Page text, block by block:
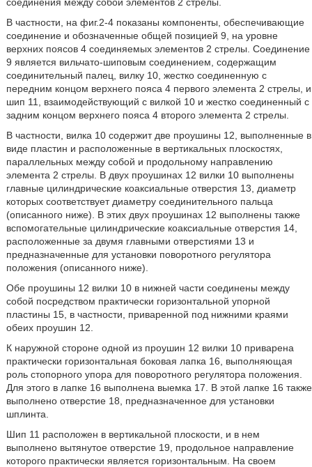
В частности, на фиг.2-4 показаны компоненты, обеспечивающие
соединение и обозначенные общей позицией 9, на уровне
верхних поясов 4 соединяемых элементов 2 стрелы. Соединение
9 является вильчато-шиповым соединением, содержащим
соединительный палец, вилку 10, жестко соединенную с
передним концом верхнего пояса 4 первого элемента 2 стрелы, и
шип 11, взаимодействующий с вилкой 10 и жестко соединенный с
задним концом верхнего пояса 4 второго элемента 2 стрелы.
В частности, вилка 10 содержит две проушины 12, выполненные в
виде пластин и расположенные в вертикальных плоскостях,
параллельных между собой и продольному направлению
элемента 2 стрелы. В двух проушинах 12 вилки 10 выполнены
главные цилиндрические коаксиальные отверстия 13, диаметр
которых соответствует диаметру соединительного пальца
(описанного ниже). В этих двух проушинах 12 выполнены также
вспомогательные цилиндрические коаксиальные отверстия 14,
расположенные за двумя главными отверстиями 13 и
предназначенные для установки поворотного регулятора
положения (описанного ниже).
Обе проушины 12 вилки 10 в нижней части соединены между
собой посредством практически горизонтальной упорной
пластины 15, в частности, приваренной под нижними краями
обеих проушин 12.
К наружной стороне одной из проушин 12 вилки 10 приварена
практически горизонтальная боковая лапка 16, выполняющая
роль стопорного упора для поворотного регулятора положения.
Для этого в лапке 16 выполнена выемка 17. В этой лапке 16 также
выполнено отверстие 18, предназначенное для установки
шплинта.
Шип 11 расположен в вертикальной плоскости, и в нем
выполнено вытянутое отверстие 19, продольное направление
которого практически является горизонтальным. На своем